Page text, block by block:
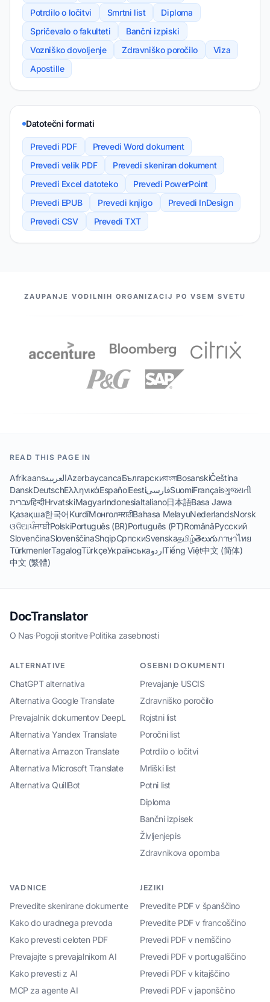
Potrdilo o ločitvi
Smrtni list
Diploma
Spričevalo o fakulteti
Bančni izpiski
Vozniško dovoljenje
Zdravniško poročilo
Viza
Apostille
Datotečni formati
Prevedi PDF
Prevedi Word dokument
Prevedi velik PDF
Prevedi skeniran dokument
Prevedi Excel datoteko
Prevedi PowerPoint
Prevedi EPUB
Prevedi knjigo
Prevedi InDesign
Prevedi CSV
Prevedi TXT
NAŠI PARTNERJI
ZAUPANJE VODILNIH ORGANIZACIJ PO VSEM SVETU
READ THIS PAGE IN
AfrikaansالعربيةAzərbaycancaБългарскиবাংলাBosanskiČeština
DanskDeutschΕλληνικάEspañolEestiفارسیSuomiFrançaisગુજરાતી
עבריתहिन्दीHrvatskiMagyarIndonesiaItaliano日本語Basa Jawa
Қазақша한국어KurdîМонголमराठीBahasa MelayuNederlandsNorsk
ଓଡିଆਪੰਜਾਬੀPolskiPortuguês (BR)Português (PT)RomânăРусский
SlovenčinaSlovenščinaShqipСрпскиSvenskaதமிழ்తెలుగుภาษาไทย
TürkmenlerTagalogTürkçeУкраїнськаاردوTiếng Việt中文 (简体)
中文 (繁體)
DocTranslator
O Nas·Pogoji storitve·Politika zasebnosti
ALTERNATIVE
ChatGPT alternativa
Alternativa Google Translate
Prevajalnik dokumentov DeepL
Alternativa Yandex Translate
Alternativa Amazon Translate
Alternativa Microsoft Translate
Alternativa QuillBot
OSEBNI DOKUMENTI
Prevajanje USCIS
Zdravniško poročilo
Rojstni list
Poročni list
Potrdilo o ločitvi
Mrliški list
Potni list
Diploma
Bančni izpisek
Življenjepis
Zdravnikova opomba
VADNICE
Prevedite skenirane dokumente
Kako do uradnega prevoda
Kako prevesti celoten PDF
Prevajajte s prevajalnikom AI
Kako prevesti z AI
MCP za agente AI
JEZIKI
Prevedite PDF v španščino
Prevedite PDF v francoščino
Prevedi PDF v nemščino
Prevedi PDF v portugalščino
Prevedi PDF v kitajščino
Prevedi PDF v japonščino